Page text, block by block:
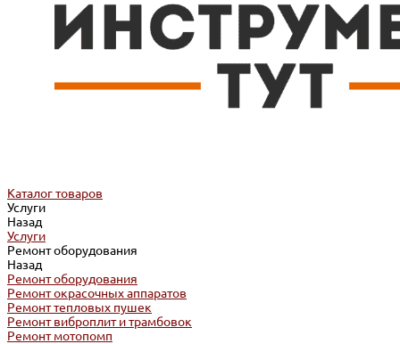
Каталог товаров
Услуги
Назад
Услуги
Ремонт оборудования
Назад
Ремонт оборудования
Ремонт окрасочных аппаратов
Ремонт тепловых пушек
Ремонт виброплит и трамбовок
Ремонт мотопомп